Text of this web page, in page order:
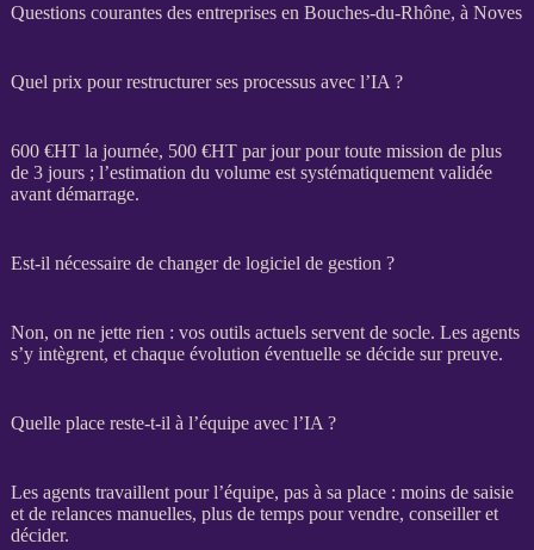
Questions courantes des entreprises en Bouches-du-Rhône, à Noves
Quel prix pour restructurer ses processus avec l’IA ?
600 €HTla journée, 500 €HTpar jour pour toute mission de plus
de 3 jours ; l’estimation du volume est systématiquement validée
avant démarrage.
Est-il nécessaire de changer de logiciel de gestion ?
Non, on ne jette rien : vos outils actuels servent de socle. Les agents
s’y intègrent, et chaque évolution éventuelle se décide sur preuve.
Quelle place reste-t-il à l’équipe avec l’IA ?
Les agentstravaillent pour l’équipe, pas à sa place : moins de saisie
et de relancesmanuelles, plus de temps pour vendre, conseiller et
décider.